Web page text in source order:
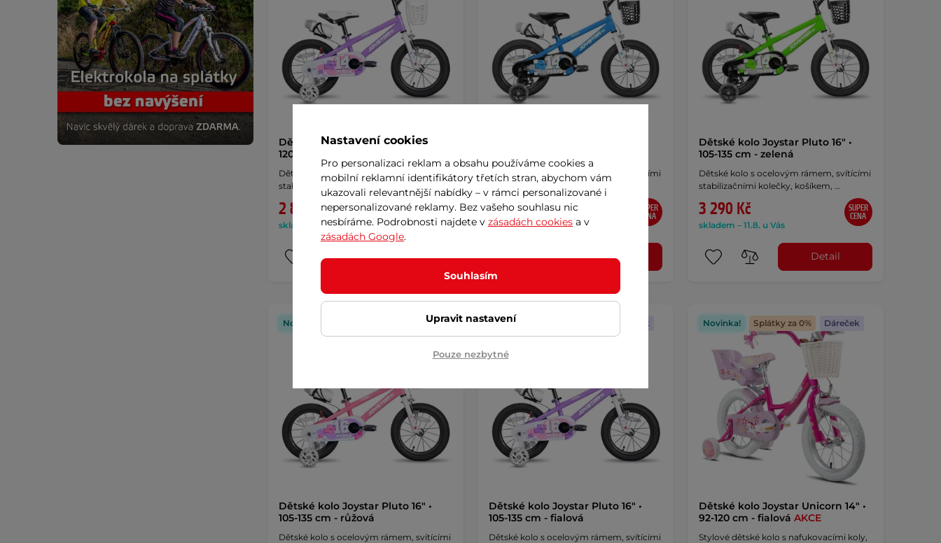
Dětské kolo Joystar Pluto 14" • 92-
120 cm - fialová
Dětské kolo s ocelovým rámem, svítícími
stabilizačními kolečky, košíkem, …
2 890 Kč 3 790 Kč
skladem – 11.8. u Vás
-24%
Detail
Dětské kolo s ocelovým rámem, svítícími
stabilizačními kolečky, košíkem, …
3 290 Kč
skladem – 11.8. u Vás
SUPER
CENA
Detail
Dětské kolo Joystar Pluto 16" •
105-135 cm - zelená
Dětské kolo s ocelovým rámem, svítícími
stabilizačními kolečky, košíkem, …
3 290 Kč
skladem – 11.8. u Vás
SUPER
CENA
Detail
Novinka! Dáreček
Dětské kolo Joystar Pluto 16" •
105-135 cm - růžová
Dětské kolo s ocelovým rámem, svítícími
Novinka! Dáreček
Dětské kolo Joystar Pluto 16" •
105-135 cm - fialová
Dětské kolo s ocelovým rámem, svítícími
Novinka! Splátky za 0% Dáreček
Dětské kolo Joystar Unicorn 14" •
92-120 cm - fialová AKCE
Stylové dětské kolo s nafukovacími koly,
Nastavení cookies
Pro personalizaci reklam a obsahu používáme cookies a
mobilní reklamní identifikátory třetích stran, abychom vám
ukazovali relevantnější nabídky – v rámci personalizované i
nepersonalizované reklamy. Bez vašeho souhlasu nic
nesbíráme. Podrobnosti najdete v zásadách cookies a v
zásadách Google.
Souhlasím
Upravit nastavení
Pouze nezbytné